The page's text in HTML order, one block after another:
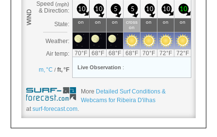
More Detailed Surf Conditions &
Webcams for Ribeira D'ilhas
atsurf-forecast.com.